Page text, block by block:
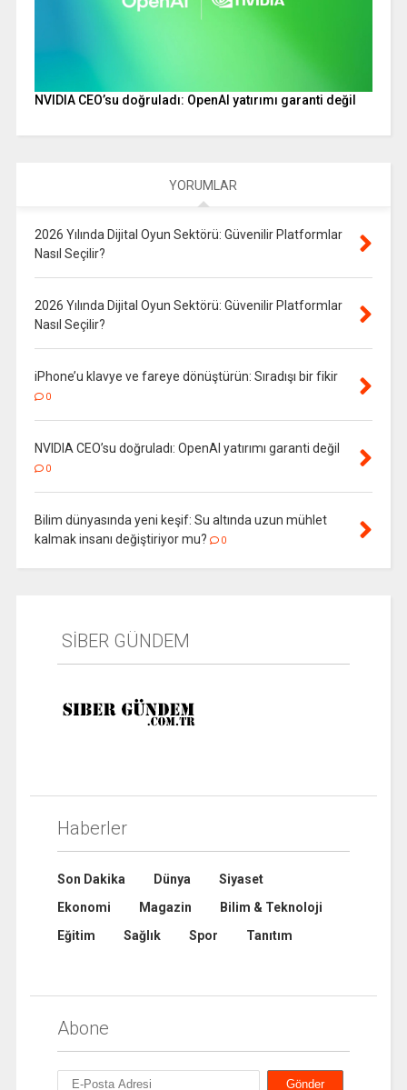
NVIDIA CEO’su doğruladı: OpenAI yatırımı garanti değil
YORUMLAR
2026 Yılında Dijital Oyun Sektörü: Güvenilir Platformlar
Nasıl Seçilir?
2026 Yılında Dijital Oyun Sektörü: Güvenilir Platformlar
Nasıl Seçilir?
iPhone’u klavye ve fareye dönüştürün: Sıradışı bir fikir
0
NVIDIA CEO’su doğruladı: OpenAI yatırımı garanti değil
0
Bilim dünyasında yeni keşif: Su altında uzun mühlet
kalmak insanı değiştiriyor mu?
0
SİBER GÜNDEM
Haberler
Son Dakika Dünya
Siyaset
Ekonomi
Magazin
Bilim & Teknoloji
Eğitim
Sağlık Spor Tanıtım
Abone